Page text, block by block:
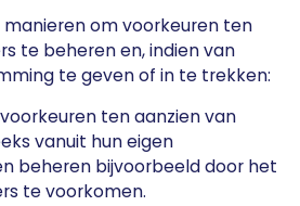
manieren om voorkeuren ten
te beheren en, indien van
te geven of in te trekken:
ten aanzien van
vanuit hun eigen
beheren bijvoorbeeld door het
te voorkomen.